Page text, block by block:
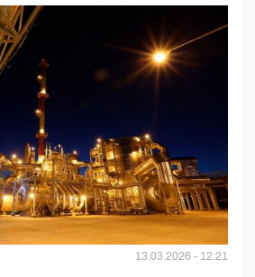
13.03.2026 - 12:21